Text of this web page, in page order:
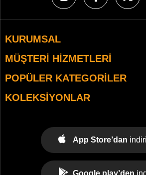
KURUMSAL
MÜŞTERI HIZMETLERI
POPÜLER KATEGORILER
KOLEKSIYONLAR
App Store’dan
Google play’den